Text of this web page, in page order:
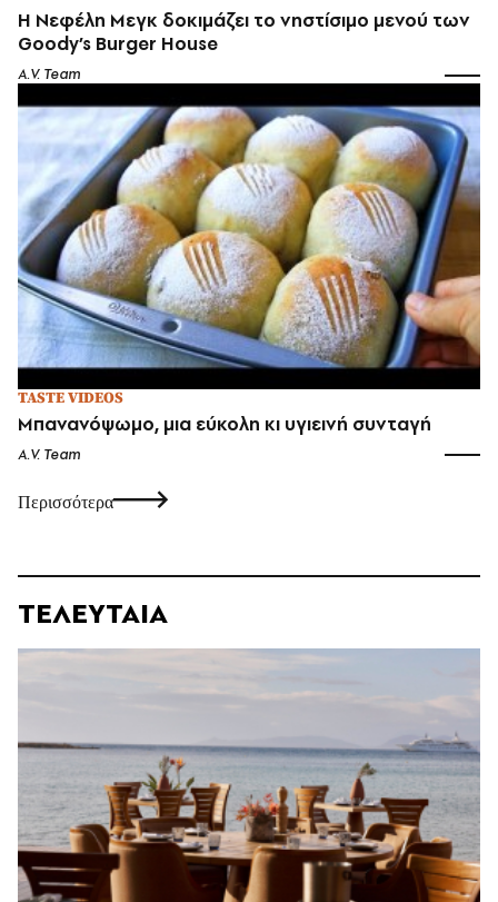
Η Νεφέλη Μεγκ δοκιμάζει το νηστίσιμο μενού των
Goody’s Burger House
A.V. Team
TASTE VIDEOS
Μπανανόψωμο, μια εύκολη κι υγιεινή συνταγή
A.V. Team
Περισσότερα
ΤΕΛΕΥΤΑΙΑ